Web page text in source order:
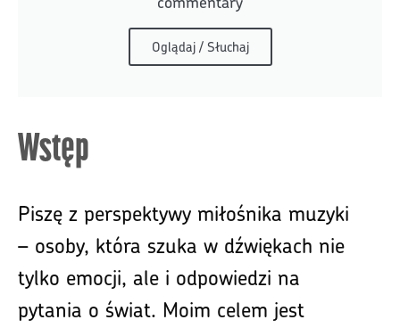
Oglądaj / Słuchaj
Wstęp
Piszę z perspektywy miłośnika muzyki
– osoby, która szuka w dźwiękach nie
tylko emocji, ale i odpowiedzi na
pytania o świat. Moim celem jest